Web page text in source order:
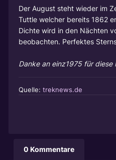
Der August steht wieder im
Tuttle welcher bereits 1862
Dichte wird in den Nächten
beobachten. Perfektes
Danke an einz1975 für diese
Quelle: treknews.de
0 Kommentare